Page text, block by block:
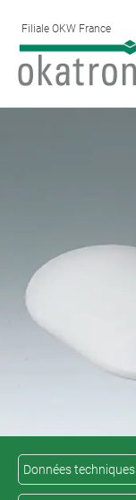
Filiale OKW France
Données techniques